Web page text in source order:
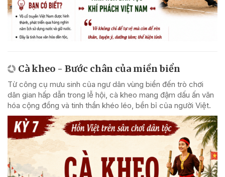
Cà kheo - Bước chân của miền biển
Từ công cụ mưu sinh của ngư dân vùng biển đến trò chơi
dân gian hấp dẫn trong lễ hội, cà kheo mang đậm dấu ấn văn
hóa cộng đồng và tinh thần khéo léo, bền bỉ của người Việt.